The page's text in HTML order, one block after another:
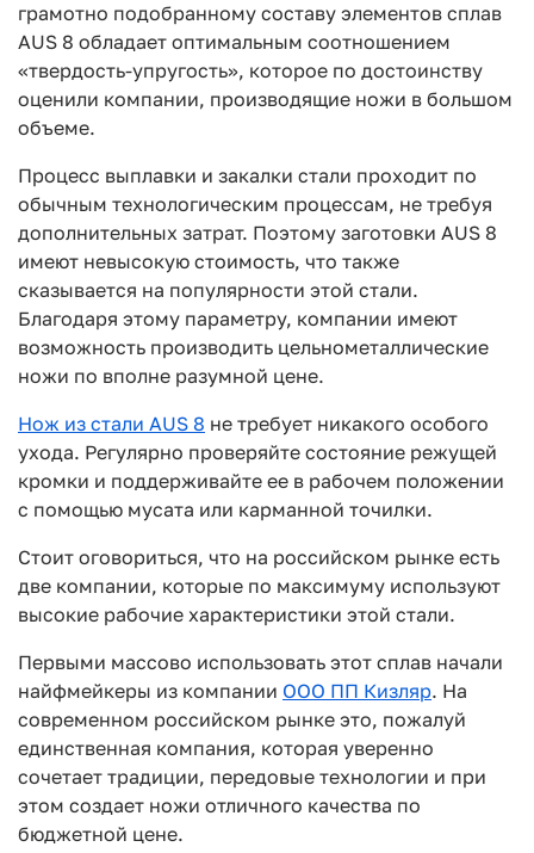
грамотно подобранному составу элементов сплав
AUS 8 обладает оптимальным соотношением
«твердость-упругость», которое по достоинству
оценили компании, производящие ножи в большом
объеме.
Процесс выплавки и закалки стали проходит по
обычным технологическим процессам, не требуя
дополнительных затрат. Поэтому заготовки AUS 8
имеют невысокую стоимость, что также
сказывается на популярности этой стали.
Благодаря этому параметру, компании имеют
возможность производить цельнометаллические
ножи по вполне разумной цене.
Нож из стали AUS 8 не требует никакого особого
ухода. Регулярно проверяйте состояние режущей
кромки и поддерживайте ее в рабочем положении
с помощью мусата или карманной точилки.
Стоит оговориться, что на российском рынке есть
две компании, которые по максимуму используют
высокие рабочие характеристики этой стали.
Первыми массово использовать этот сплав начали
найфмейкеры из компании ООО ПП Кизляр. На
современном российском рынке это, пожалуй
единственная компания, которая уверенно
сочетает традиции, передовые технологии и при
этом создает ножи отличного качества по
бюджетной цене.